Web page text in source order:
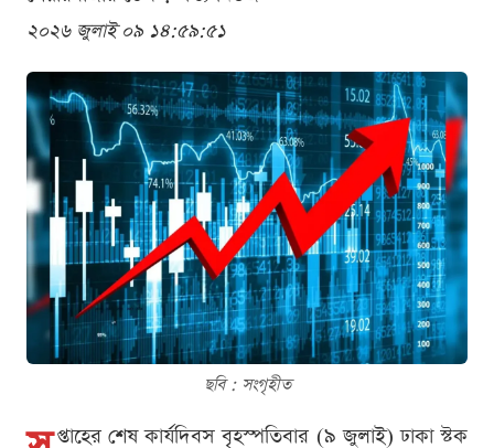
২০২৬ জুলাই ০৯ ১৪:৫৯:৫১
ছবি : সংগৃহীত
প্তাহের শেষ কার্যদিবস বৃহস্পতিবার (৯ জুলাই) ঢাকা স্টক